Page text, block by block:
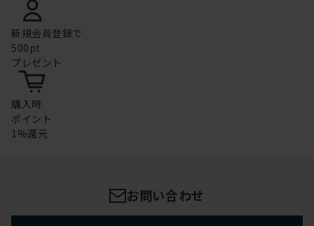
新規会員登録で
500pt
プレゼント
購入時
ポイント
1%還元
お問い合わせ